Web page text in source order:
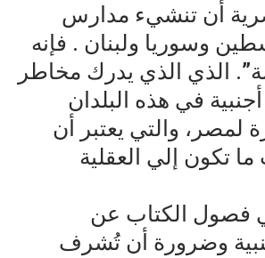
أن تنشيء مدارس
وسوريا ولبنان . فإنه
الذي الذي يدرك مخاطر
في هذه البلدان
لمصر، والتي يعتبر أن
ما تكون إلي العقلية
فصول الكتاب عن
وضرورة أن تُشرف